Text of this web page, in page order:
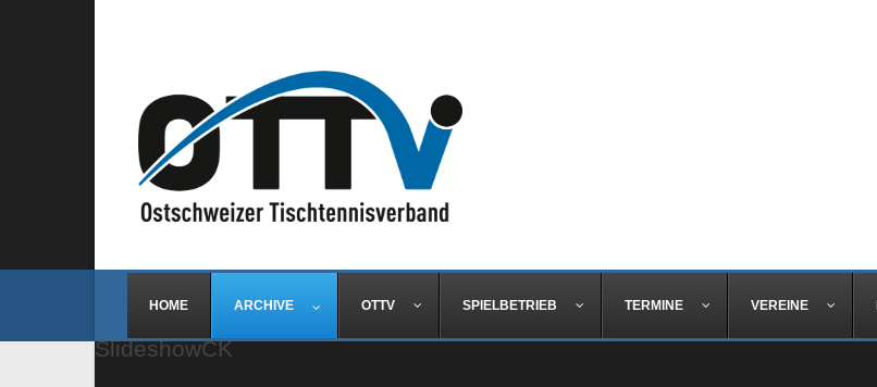
HOME ARCHIVE OTTV SPIELBETRIEB TERMINE VEREINE
SlideshowCK